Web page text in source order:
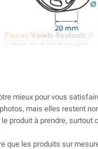
mieux pour vous
mais elles restent
produit à prendre, surtout
que les produits sur